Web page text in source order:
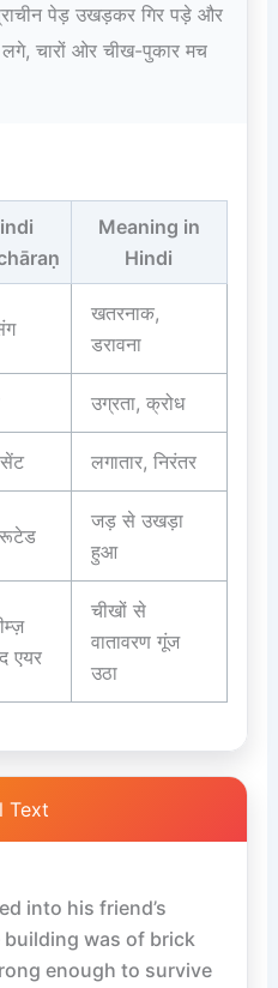
पेड़ उखड़कर गिर पड़े और
चारों ओर चीख-पुकार मच
Meaning in
Hindi
खतरनाक,
डरावना
उग्रता, क्रोध
लगातार, निरंतर
जड़ से उखड़ा
हुआ
एयर
चीखों से
वातावरण गूंज
उठा
Text
into his friend’s
building was of brick
enough to survive